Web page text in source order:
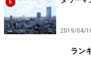
5
2019/04/
ラン